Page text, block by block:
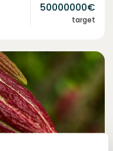
50000000€
target